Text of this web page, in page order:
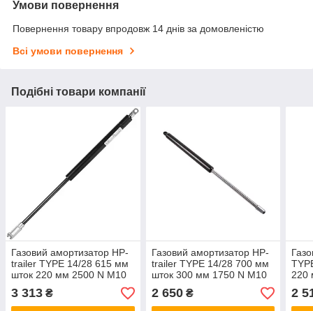
Умови повернення
Повернення товару впродовж 14 днів за домовленістю
Всі умови повернення
Подібні товари компанії
Газовий амортизатор HP-
trailer TYPE 14/28 615 мм
шток 220 мм 2500 N М10
Ø10 21086
3 313 ₴
Газовий амортизатор HP-
trailer TYPE 14/28 700 мм
шток 300 мм 1750 N М10
Ø 8 мм HP-trailer
11002938
2 650₴
220
N
2